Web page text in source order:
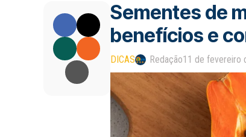
Sementes de
benefícios e
DICAS Redação11 de fevereiro